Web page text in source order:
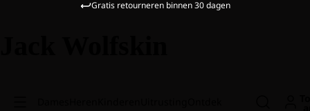
Gratis retourneren binnen 30 dagen